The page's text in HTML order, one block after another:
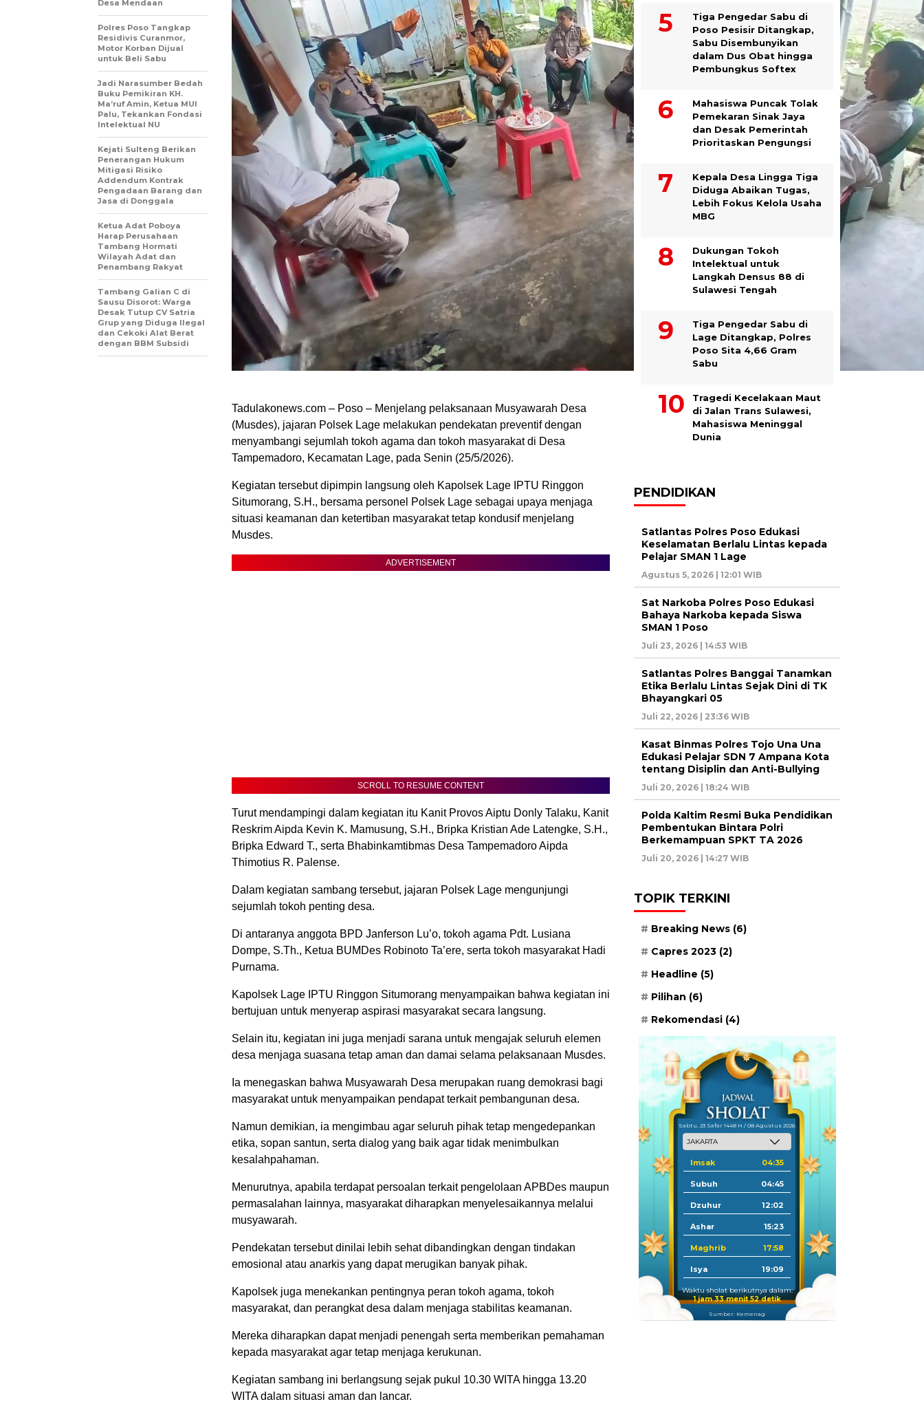
Tadulakonews.com – Poso – Menjelang pelaksanaan Musyawarah Desa
(Musdes), jajaran Polsek Lage melakukan pendekatan preventif dengan
menyambangi sejumlah tokoh agama dan tokoh masyarakat di Desa
Tampemadoro, Kecamatan Lage, pada Senin (25/5/2026).
Kegiatan tersebut dipimpin langsung oleh Kapolsek Lage IPTU Ringgon
Situmorang, S.H., bersama personel Polsek Lage sebagai upaya menjaga
situasi keamanan dan ketertiban masyarakat tetap kondusif menjelang
Musdes.
ADVERTISEMENT
SCROLL TO RESUME CONTENT
Turut mendampingi dalam kegiatan itu Kanit Provos Aiptu Donly Talaku, Kanit
Reskrim Aipda Kevin K. Mamusung, S.H., Bripka Kristian Ade Latengke, S.H.,
Bripka Edward T., serta Bhabinkamtibmas Desa Tampemadoro Aipda
Thimotius R. Palense.
Dalam kegiatan sambang tersebut, jajaran Polsek Lage mengunjungi
sejumlah tokoh penting desa.
Di antaranya anggota BPD Janferson Lu’o, tokoh agama Pdt. Lusiana
Dompe, S.Th., Ketua BUMDes Robinoto Ta’ere, serta tokoh masyarakat Hadi
Purnama.
Kapolsek Lage IPTU Ringgon Situmorang menyampaikan bahwa kegiatan ini
bertujuan untuk menyerap aspirasi masyarakat secara langsung.
Selain itu, kegiatan ini juga menjadi sarana untuk mengajak seluruh elemen
desa menjaga suasana tetap aman dan damai selama pelaksanaan Musdes.
Ia menegaskan bahwa Musyawarah Desa merupakan ruang demokrasi bagi
masyarakat untuk menyampaikan pendapat terkait pembangunan desa.
Namun demikian, ia mengimbau agar seluruh pihak tetap mengedepankan
etika, sopan santun, serta dialog yang baik agar tidak menimbulkan
kesalahpahaman.
Menurutnya, apabila terdapat persoalan terkait pengelolaan APBDes maupun
permasalahan lainnya, masyarakat diharapkan menyelesaikannya melalui
musyawarah.
Pendekatan tersebut dinilai lebih sehat dibandingkan dengan tindakan
emosional atau anarkis yang dapat merugikan banyak pihak.
Kapolsek juga menekankan pentingnya peran tokoh agama, tokoh
masyarakat, dan perangkat desa dalam menjaga stabilitas keamanan.
Mereka diharapkan dapat menjadi penengah serta memberikan pemahaman
kepada masyarakat agar tetap menjaga kerukunan.
Kegiatan sambang ini berlangsung sejak pukul 10.30 WITA hingga 13.20
WITA dalam situasi aman dan lancar.
Desa Mendaan
Polres Poso Tangkap
Residivis Curanmor,
Motor Korban Dijual
untuk Beli Sabu
Jadi Narasumber Bedah
Buku Pemikiran KH.
Ma’ruf Amin, Ketua MUI
Palu, Tekankan Fondasi
Intelektual NU
Kejati Sulteng Berikan
Penerangan Hukum
Mitigasi Risiko
Addendum Kontrak
Pengadaan Barang dan
Jasa di Donggala
Ketua Adat Poboya
Harap Perusahaan
Tambang Hormati
Wilayah Adat dan
Penambang Rakyat
Tambang Galian C di
Sausu Disorot: Warga
Desak Tutup CV Satria
Grup yang Diduga Ilegal
dan Cekoki Alat Berat
dengan BBM Subsidi
Tiga Pengedar Sabu di
Poso Pesisir Ditangkap,
Sabu Disembunyikan
dalam Dus Obat hingga
Pembungkus Softex
Mahasiswa Puncak Tolak
Pemekaran Sinak Jaya
dan Desak Pemerintah
Prioritaskan Pengungsi
Kepala Desa Lingga Tiga
Diduga Abaikan Tugas,
Lebih Fokus Kelola Usaha
MBG
Dukungan Tokoh
Intelektual untuk
Langkah Densus 88 di
Sulawesi Tengah
Tiga Pengedar Sabu di
Lage Ditangkap, Polres
Poso Sita 4,66 Gram
Sabu
Tragedi Kecelakaan Maut
di Jalan Trans Sulawesi,
Mahasiswa Meninggal
Dunia
PENDIDIKAN
Satlantas Polres Poso Edukasi
Keselamatan Berlalu Lintas kepada
Pelajar SMAN 1 Lage
Agustus 5, 2026 | 12:01 WIB
Sat Narkoba Polres Poso Edukasi
Bahaya Narkoba kepada Siswa
SMAN 1 Poso
Juli 23, 2026 | 14:53 WIB
Satlantas Polres Banggai Tanamkan
Etika Berlalu Lintas Sejak Dini di TK
Bhayangkari 05
Juli 22, 2026 | 23:36 WIB
Kasat Binmas Polres Tojo Una Una
Edukasi Pelajar SDN 7 Ampana Kota
tentang Disiplin dan Anti-Bullying
Juli 20, 2026 | 18:24 WIB
Polda Kaltim Resmi Buka Pendidikan
Pembentukan Bintara Polri
Berkemampuan SPKT TA 2026
Juli 20, 2026 | 14:27 WIB
TOPIK TERKINI
Breaking News (6)
Capres 2023 (2)
Headline (5)
Pilihan (6)
Rekomendasi (4)
Sabtu, 23 Safar 1448 H / 08 Agustus 2026
Imsak 04:35
Subuh 04:45
Dzuhur 12:02
Ashar 15:23
Maghrib 17:58
Isya 19:09
Waktu sholat berikutnya dalam:
1 jam 33 menit 50 detik
Sumber: Kemenag